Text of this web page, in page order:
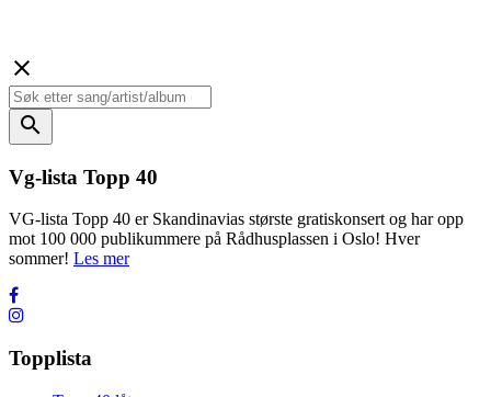
close
search
Vg-lista Topp 40
VG-lista Topp 40 er Skandinavias største gratiskonsert og har opp
mot 100 000 publikummere på Rådhusplassen i Oslo! Hver
sommer! Les mer
Topplista